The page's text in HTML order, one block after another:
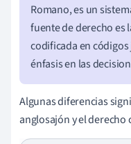
Romano, es un
fuente de derecho es
codificada en
énfasis en las
Algunas diferencias
anglosajón y el derecho